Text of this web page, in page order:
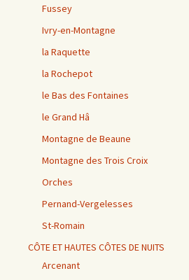
Fussey
Ivry-en-Montagne
la Raquette
la Rochepot
le Bas des Fontaines
le Grand Hâ
Montagne de Beaune
Montagne des Trois Croix
Orches
Pernand-Vergelesses
St-Romain
CÔTE ET HAUTES CÔTES DE NUITS
Arcenant